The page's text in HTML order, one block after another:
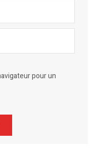
pour un